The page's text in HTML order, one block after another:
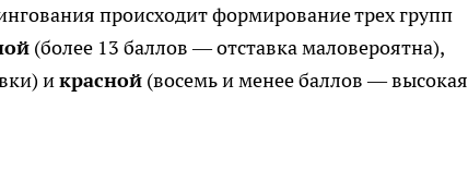
происходит формирование трех групп
(более 13 баллов — отставка маловероятна),
икрасной (восемь и менее баллов — высокая